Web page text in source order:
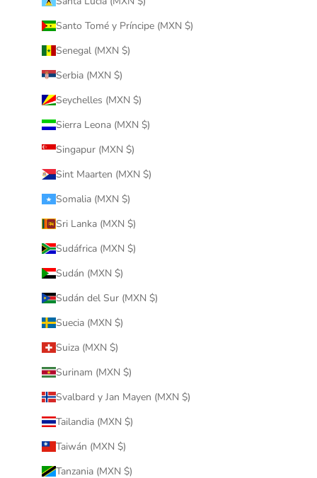
Santo Tomé y Príncipe (MXN $)
Senegal (MXN $)
Serbia (MXN $)
Seychelles (MXN $)
Sierra Leona (MXN $)
Singapur (MXN $)
Sint Maarten (MXN $)
Somalia (MXN $)
Sri Lanka (MXN $)
Sudáfrica (MXN $)
Sudán (MXN $)
Sudán del Sur (MXN $)
Suecia (MXN $)
Suiza (MXN $)
Surinam (MXN $)
Svalbard y Jan Mayen (MXN $)
Tailandia (MXN $)
Taiwán (MXN $)
Tanzania (MXN $)